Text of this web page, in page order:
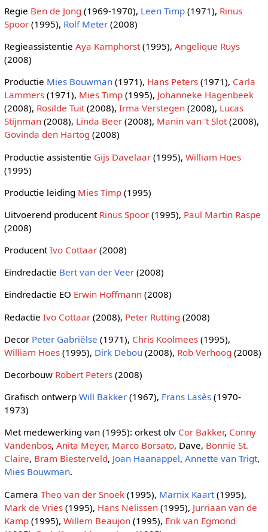
Regie Ben de Jong (1969-1970), Leen Timp(1971), Rinus
Spoor(1995), Rolf Meter(2008)
Regieassistentie Aya Kamphorst(1995), Angelique Ruys
(2008)
Productie Mies Bouwman(1971), Hans Peters(1971), Carla
Lammers(1971), Mies Timp(1995), Johanneke Hagenbeek
(2008), Rosilde Tuit(2008), Irma Verstegen(2008), Lucas
Stijnman(2008), Linda Beer(2008), Manin van 't Slot(2008),
Govinda den Hartog (2008)
Productie assistentie Gijs Davelaar(1995), William Hoes
(1995)
Productie leiding Mies Timp(1995)
Uitvoerend producent Rinus Spoor(1995), Paul Martin Raspe
(2008)
ProducentIvo Cottaar(2008)
Eindredactie Bert van der Veer(2008)
Eindredactie EO Erwin Hoffmann(2008)
Redactie Ivo Cottaar(2008), Peter Rutting (2008)
Decor Peter Gabriëlse (1971), Chris Koolmees(1995),
William Hoes(1995), Dirk Debou (2008), Rob Verhoog (2008)
Decorbouw Robert Peters(2008)
Grafisch ontwerp Will Bakker(1967), Frans Lasès(1970-
1973)
Met medewerking van (1995): orkest olv Cor Bakker, Conny
Vandenbos, Anita Meyer, Marco Borsato, Dave, Bonnie St.
Claire, Bram Biesterveld, Joan Haanappel, Annette van Trigt,
Mies Bouwman.
Camera Theo van der Snoek(1995), Marnix Kaart(1995),
Mark de Vries(1995), Hans Nelissen(1995), Jurriaan van de
Kamp(1995), Willem Beaujon(1995), Erik van Egmond